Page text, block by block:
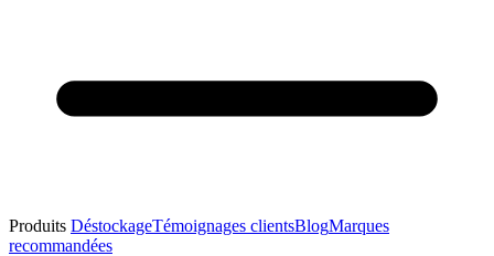
Produits DéstockageTémoignages clientsBlogMarques
recommandées